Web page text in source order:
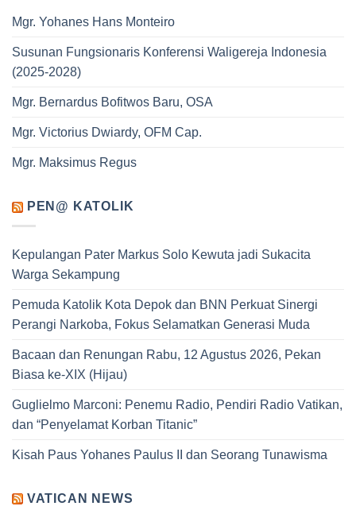
Mgr. Yohanes Hans Monteiro
Susunan Fungsionaris Konferensi Waligereja Indonesia
(2025-2028)
Mgr. Bernardus Bofitwos Baru, OSA
Mgr. Victorius Dwiardy, OFM Cap.
Mgr. Maksimus Regus
PEN@ KATOLIK
Kepulangan Pater Markus Solo Kewuta jadi Sukacita
Warga Sekampung
Pemuda Katolik Kota Depok dan BNN Perkuat Sinergi
Perangi Narkoba, Fokus Selamatkan Generasi Muda
Bacaan dan Renungan Rabu, 12 Agustus 2026, Pekan
Biasa ke-XIX (Hijau)
Guglielmo Marconi: Penemu Radio, Pendiri Radio Vatikan,
dan “Penyelamat Korban Titanic”
Kisah Paus Yohanes Paulus II dan Seorang Tunawisma
VATICAN NEWS